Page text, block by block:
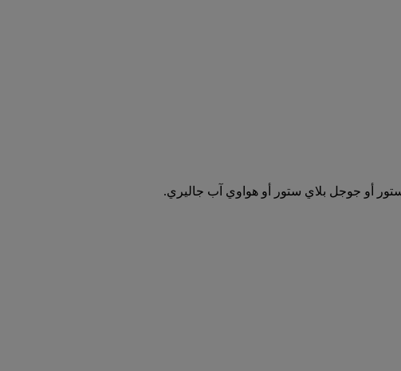
ستور أو جوجل بلاي ستور أو هواوي آب جاليري.